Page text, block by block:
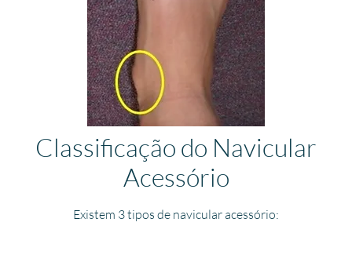
Classificação do Navicular
Acessório
Existem 3 tipos de navicular acessório: